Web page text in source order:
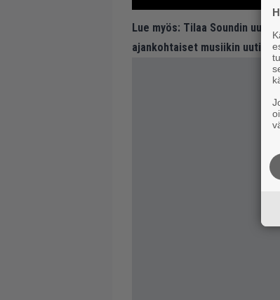
Lue myös: Tilaa Soundin
ajankohtaiset musiikin